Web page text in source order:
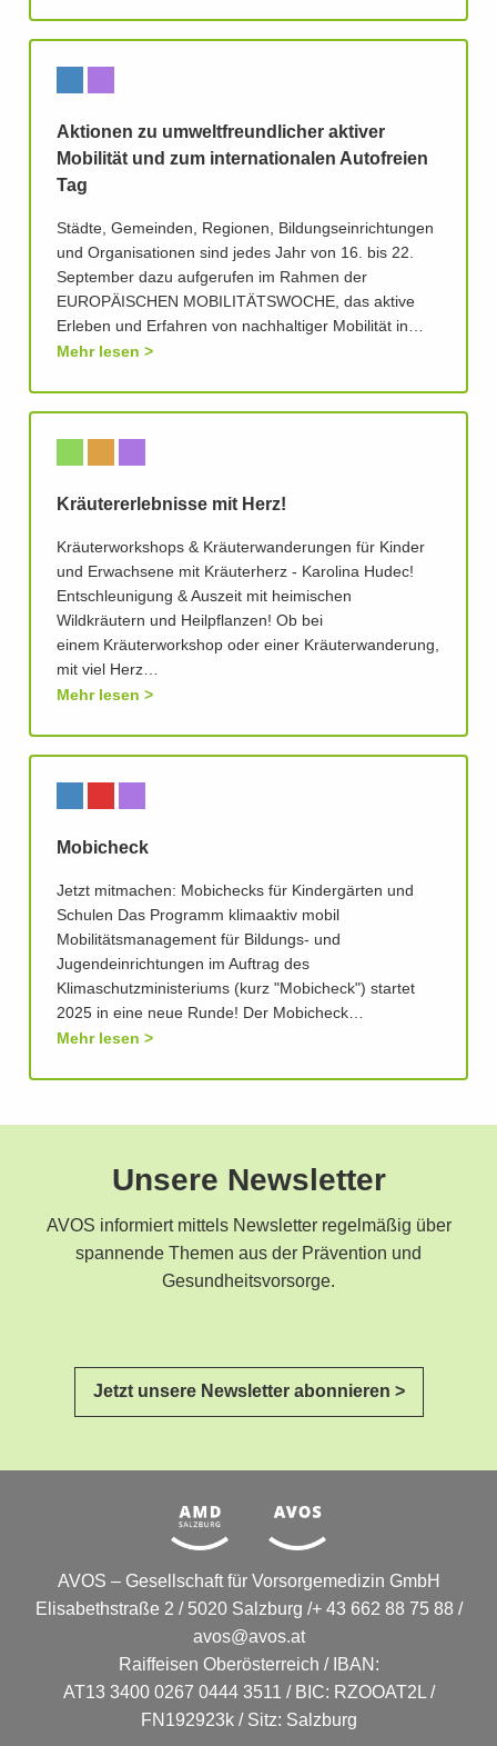
Aktionen zu umweltfreundlicher aktiver
Mobilität und zum internationalen Autofreien
Tag
Städte, Gemeinden, Regionen, Bildungseinrichtungen
und Organisationen sind jedes Jahr von 16. bis 22.
September dazu aufgerufen im Rahmen der
EUROPÄISCHEN MOBILITÄTSWOCHE, das aktive
Erleben und Erfahren von nachhaltiger Mobilität in…
Mehr lesen
Kräutererlebnisse mit Herz!
Kräuterworkshops & Kräuterwanderungen für Kinder
und Erwachsene mit Kräuterherz - Karolina Hudec!
Entschleunigung & Auszeit mit heimischen
Wildkräutern und Heilpflanzen! Ob bei
einem Kräuterworkshop oder einer Kräuterwanderung,
mit viel Herz…
Mehr lesen
Mobicheck
Jetzt mitmachen: Mobichecks für Kindergärten und
Schulen Das Programm klimaaktiv mobil
Mobilitätsmanagement für Bildungs- und
Jugendeinrichtungen im Auftrag des
Klimaschutzministeriums (kurz "Mobicheck") startet
2025 in eine neue Runde! Der Mobicheck…
Mehr lesen
Unsere Newsletter
AVOS informiert mittels Newsletter regelmäßig über
spannende Themen aus der Prävention und
Gesundheitsvorsorge.
Jetzt unsere Newsletter abonnieren >
AVOS – Gesellschaft für Vorsorgemedizin GmbH
Elisabethstraße 2 / 5020 Salzburg /+ 43 662 88 75 88 /
avos@avos.at
Raiffeisen Oberösterreich / IBAN:
AT13 3400 0267 0444 3511 / BIC: RZOOAT2L /
FN192923k / Sitz: Salzburg